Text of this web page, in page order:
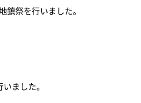
鎮祭を行いました。
ました。